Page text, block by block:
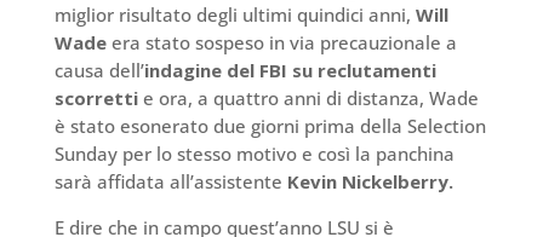
miglior risultato degli ultimi quindici anni, Will
Wadeera stato sospeso in via precauzionale a
causa dell’indagine del FBI su reclutamenti
scorrettie ora, a quattro anni di distanza, Wade
è stato esonerato due giorni prima della Selection
Sunday per lo stesso motivo e così la panchina
sarà affidata all’assistente Kevin Nickelberry.
E dire che in campo quest’anno LSU si è